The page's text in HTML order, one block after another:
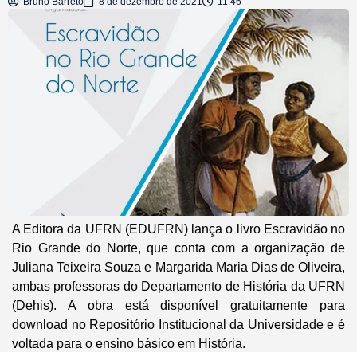
A Editora da UFRN (EDUFRN) lança o livro Escravidão no
Rio Grande do Norte, que conta com a organização de
Juliana Teixeira Souza e Margarida Maria Dias de Oliveira,
ambas professoras do Departamento de História da UFRN
(Dehis). A obra está disponível gratuitamente para
download no Repositório Institucional da Universidade e é
voltada para o ensino básico em História.